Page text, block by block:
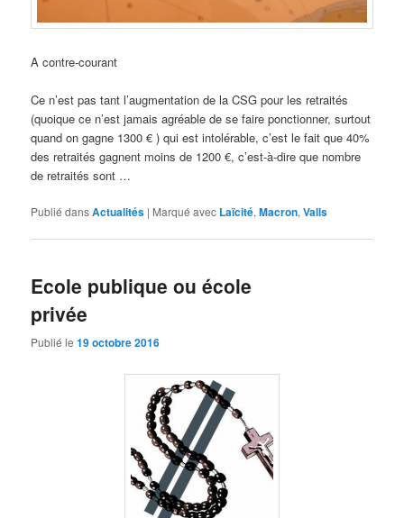
A contre-courant
Ce n’est pas tant l’augmentation de la CSG pour les retraités
(quoique ce n’est jamais agréable de se faire ponctionner, surtout
quand on gagne 1300 € ) qui est intolérable, c’est le fait que 40%
des retraités gagnent moins de 1200 €, c’est-à-dire que nombre
de retraités sont …
Publié dansActualités | Marqué avec Laïcité,Macron,Valls
Ecole publique ou école
privée
Publié le19 octobre 2016